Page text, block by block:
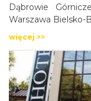
Dąbrowie
Warszawa Bielsko-
więcej >>